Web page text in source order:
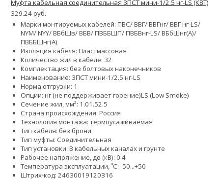
Муфта кабельная соединительная 3ПСТ мини-1/2.5 нг-LS (КВТ)
329.24 руб.
Марки монтируемых кабелей: ПВС/ ВВГ/ ВВГнг/ ВВГ нг-LS/
NYM/ NYY/ ВБбШв/ ВБВ/ ПВББШП/ ПВБВнг-LS/ ВБбШнг(А)/
ПВББШнг(А)
Изоляция кабеля: Пластмассовая
Количество жил в кабеле: 32
Комплектация: без болтовых наконечников
Наименование: 3ПСТ мини-1/2.5 нг-LS
Норма отгрузки: 1
Опции: нг (не поддерживает горение)LS (Low Smoke)
Сечение жил, мм²: 1.01.52.5
Страна происхождения: Россия
Технология монтажа: термоусаживаемая
Тип кабеля: без брони
Тип муфты: Соединительная
Тип установки: В кабельных каналах и грунте
Рабочее напряжение, до (кВ): 0.4
Температура эксплуатации, ˚С: -50...+50
Штрих-код: 24630019120316